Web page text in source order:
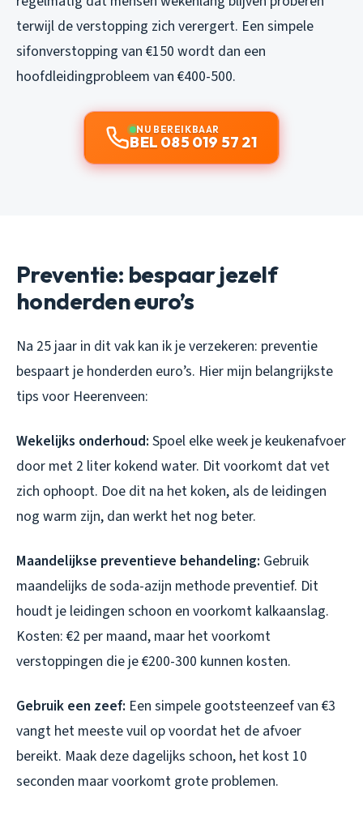
terwijl de verstopping zich verergert. Een simpele
sifonverstopping van €150 wordt dan een
hoofdleidingprobleem van €400-500.
NU BEREIKBAAR
BEL 085 019 57 21
Preventie: bespaar jezelf
honderden euro’s
Na 25 jaar in dit vak kan ik je verzekeren: preventie
bespaart je honderden euro’s. Hier mijn belangrijkste
tips voor Heerenveen:
Wekelijks onderhoud: Spoel elke week je keukenafvoer
door met 2 liter kokend water. Dit voorkomt dat vet
zich ophoopt. Doe dit na het koken, als de leidingen
nog warm zijn, dan werkt het nog beter.
Maandelijkse preventieve behandeling: Gebruik
maandelijks de soda-azijn methode preventief. Dit
houdt je leidingen schoon en voorkomt kalkaanslag.
Kosten: €2 per maand, maar het voorkomt
verstoppingen die je €200-300 kunnen kosten.
Gebruik een zeef: Een simpele gootsteenzeef van €3
vangt het meeste vuil op voordat het de afvoer
bereikt. Maak deze dagelijks schoon, het kost 10
seconden maar voorkomt grote problemen.